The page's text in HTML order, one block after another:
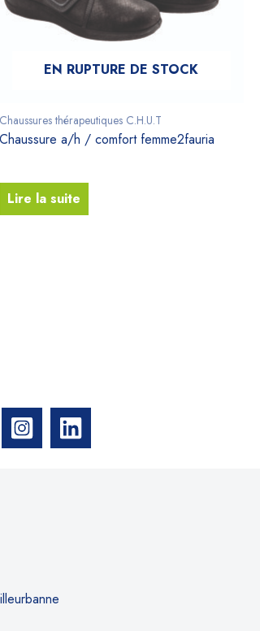
EN RUPTURE DE STOCK
Chaussures thérapeutiques C.H.U.T
Chaussure a/h / comfort femme2fauria
Lire la suite